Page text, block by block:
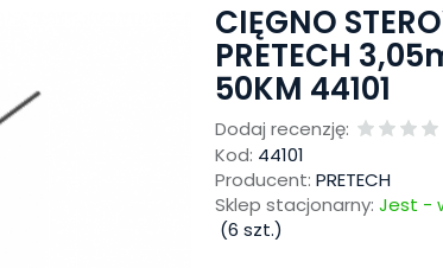
CIĘGNO
PRETECH
50KM 44101
Dodaj recenzję:
Kod: 44101
Producent: PRETECH
Sklep stacjonarny: Jest -
(6 szt.)